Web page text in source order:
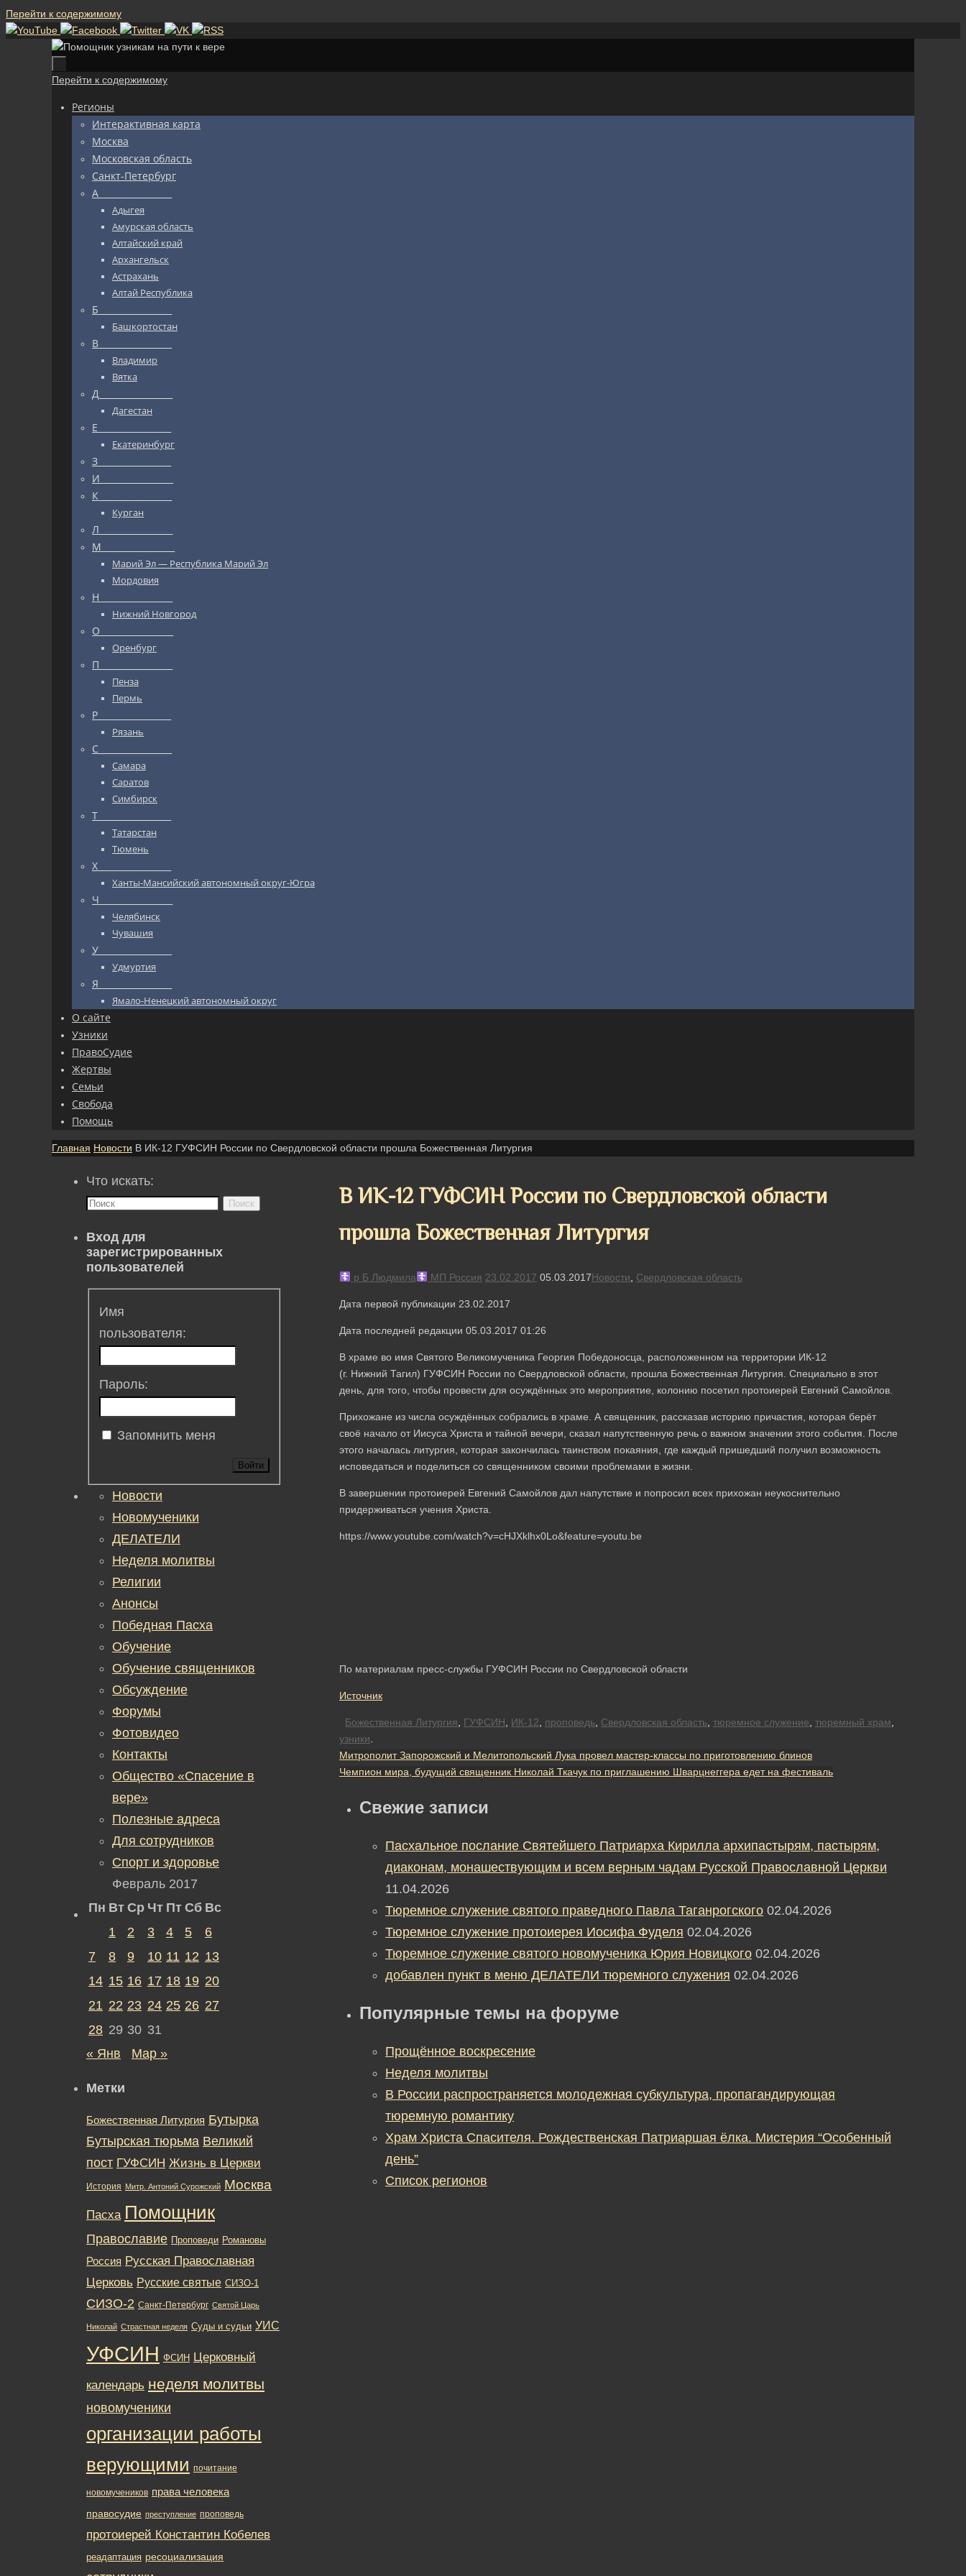
Перейти к содержимому
Перейти к содержимому
Регионы
Интерактивная карта
Москва
Московская область
Санкт-Петербург
А_________________
Адыгея
Амурская область
Алтайский край
Архангельск
Астрахань
Алтай Республика
Б_________________
Башкортостан
В_________________
Владимир
Вятка
Д_________________
Дагестан
Е_________________
Екатеринбург
З_________________
И_________________
К_________________
Курган
Л_________________
М_________________
Марий Эл — Республика Марий Эл
Мордовия
Н_________________
Нижний Новгород
О_________________
Оренбург
П_________________
Пенза
Пермь
Р_________________
Рязань
С_________________
Самара
Саратов
Симбирск
Т_________________
Татарстан
Тюмень
Х_________________
Ханты-Мансийский автономный округ-Югра
Ч_________________
Челябинск
Чувашия
У_________________
Удмуртия
Я_________________
Ямало-Ненецкий автономный округ
О сайте
Узники
ПравоСудие
Жертвы
Семьи
Свобода
Помощь
Главная Новости В ИК-12 ГУФСИН России по Свердловской области прошла Божественная Литургия
В ИК-12 ГУФСИН России по Свердловской области
прошла Божественная Литургия
р Б Людмила МП Россия 23.02.2017 05.03.2017Новости Свердловская область
Дата первой публикации 23.02.2017
Дата последней редакции 05.03.2017 01:26
В храме во имя Святого Великомученика Георгия Победоносца, расположенном на территории ИК-12
(г. Нижний Тагил) ГУФСИН России по Свердловской области, прошла Божественная Литургия. Специально в этот
день, для того, чтобы провести для осуждённых это мероприятие, колонию посетил протоиерей Евгений Самойлов.
Прихожане из числа осуждённых собрались в храме. А священник, рассказав историю причастия, которая берёт
своё начало от Иисуса Христа и тайной вечери, сказал напутственную речь о важном значении этого события. После
этого началась литургия, которая закончилась таинством покаяния, где каждый пришедший получил возможность
исповедаться и поделиться со священником своими проблемами в жизни.
В завершении протоиерей Евгений Самойлов дал напутствие и попросил всех прихожан неукоснительно
придерживаться учения Христа.
https://www.youtube.com/watch?v=cHJXklhx0Lo&feature=youtu.be
По материалам пресс-службы ГУФСИН России по Свердловской области
Источник
Божественная Литургия ГУФСИН ИК-12 проповедь Свердловская область тюремное служение тюремный храм
узники
Митрополит Запорожский и Мелитопольский Лука провел мастер-классы по приготовлению блинов
Чемпион мира, будущий священник Николай Ткачук по приглашению Шварцнеггера едет на фестиваль
Свежие записи
Пасхальное послание Святейшего Патриарха Кирилла архипастырям, пастырям,
диаконам, монашествующим и всем верным чадам Русской Православной Церкви
11.04.2026
Тюремное служение святого праведного Павла Таганрогского 02.04.2026
Тюремное служение протоиерея Иосифа Фуделя 02.04.2026
Тюремное служение святого новомученика Юрия Новицкого 02.04.2026
добавлен пункт в меню ДЕЛАТЕЛИ тюремного служения 02.04.2026
Популярные темы на форуме
Прощённое воскресение
Неделя молитвы
В России распространяется молодежная субкультура, пропагандирующая
тюремную романтику
Храм Христа Спасителя. Рождественская Патриаршая ёлка. Мистерия “Особенный
день”
Список регионов
Что искать:
Поиск
Вход для
зарегистрированных
пользователей
Имя
пользователя:
Пароль:
Запомнить меня
Войти
Новости
Новомученики
ДЕЛАТЕЛИ
Неделя молитвы
Религии
Анонсы
Победная Пасха
Обучение
Обучение священников
Обсуждение
Форумы
Фотовидео
Контакты
Общество «Спасение в
вере»
Полезные адреса
Для сотрудников
Спорт и здоровье
Февраль 2017
Пн Вт Ср Чт Пт Сб Вс
1
2 3 4 5
6
7
8 9 10 11 12 13
14 15 16 17 18 19 20
21 22 23 24 25 26 27
28 29 30 31
« Янв
Мар »
Метки
Божественная Литургия Бутырка
Бутырская тюрьма Великий
пост ГУФСИН Жизнь в Церкви
История Митр. Антоний Сурожский Москва
Пасха Помощник
Православие Проповеди Романовы
Россия Русская Православная
Церковь Русские святые СИЗО-1
СИЗО-2 Санкт-Петербург Святой Царь
Николай Страстная неделя Суды и судьи УИС
УФСИН ФСИН Церковный
календарь неделя молитвы
новомученики
организации работы
верующими почитание
новомучеников права человека
правосудие преступление проповедь
протоиерей Константин Кобелев
реадаптация ресоциализация